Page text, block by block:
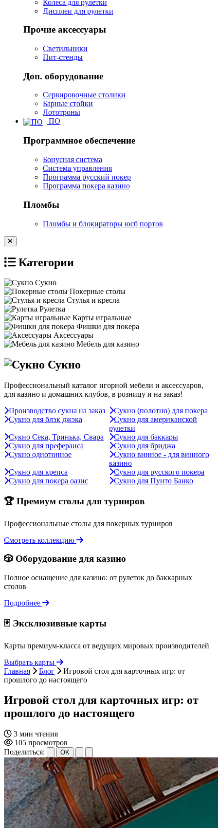
Колеса для рулетки
Дисплеи для рулетки
Прочие аксессуары
Светильники
Пит-стенды
Доп. оборудование
Сервировочные столики
Барные стойки
Лототроны
ПО
Программное обеспечение
Бонусная система
Система управления
Программа русский покер
Программа покера казино
Пломбы
Пломбы и блокираторы юсб портов
Категории
Сукно
Покерные столы
Стулья и кресла
Рулетка
Карты игральные
Фишки для покера
Аксессуары
Мебель для казино
Сукно
Профессиональный каталог игорной мебели и аксессуаров,
для казино и домашних клубов, в розницу и на заказ!
Производство сукна на заказ
Сукно (полотно) для покера
Сукно для блэк джэка
Сукно для американской
рулетки
Сукно Сека, Тринька, Свара
Сукно для баккары
Сукно для преферанса
Сукно для бриджа
Сукно однотонное
Сукно винное - для винного
казино
Сукно для крепса
Сукно для русского покера
Сукно для покера оазис
Сукно для Пунто Банко
🏆 Премиум столы для турниров
Профессиональные столы для покерных турниров
Смотреть коллекцию
🎲 Оборудование для казино
Полное оснащение для казино: от рулеток до баккарных
столов
Подробнее
🃏 Эксклюзивные карты
Карты премиум-класса от ведущих мировых производителей
Выбрать карты
Главная
Блог
Игровой стол для карточных игр: от
прошлого до настоящего
Игровой стол для карточных игр: от
прошлого до настоящего
3 мин чтения
105 просмотров
Поделиться:
OK